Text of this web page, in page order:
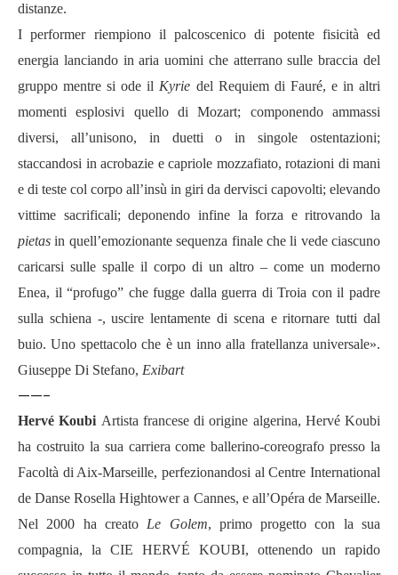
distanze.
I performer riempiono il palcoscenico di potente fisicità ed
energia lanciando in aria uomini che atterrano sulle braccia del
gruppo mentre si ode il Kyrie del Requiem di Fauré, e in altri
momenti esplosivi quello di Mozart; componendo ammassi
diversi, all’unisono, in duetti o in singole ostentazioni;
staccandosi in acrobazie e capriole mozzafiato, rotazioni di mani
e di teste col corpo all’insù in giri da dervisci capovolti; elevando
vittime sacrificali; deponendo infine la forza e ritrovando la
pietas in quell’emozionante sequenza finale che li vede ciascuno
caricarsi sulle spalle il corpo di un altro – come un moderno
Enea, il “profugo” che fugge dalla guerra di Troia con il padre
sulla schiena -, uscire lentamente di scena e ritornare tutti dal
buio. Uno spettacolo che è un inno alla fratellanza universale».
Giuseppe Di Stefano, Exibart
——-
Hervé Koubi Artista francese di origine algerina, Hervé Koubi
ha costruito la sua carriera come ballerino-coreografo presso la
Facoltà di Aix-Marseille, perfezionandosi al Centre International
de Danse Rosella Hightower a Cannes, e all’Opéra de Marseille.
Nel 2000 ha creato Le Golem, primo progetto con la sua
compagnia, la CIE HERVÉ KOUBI, ottenendo un rapido